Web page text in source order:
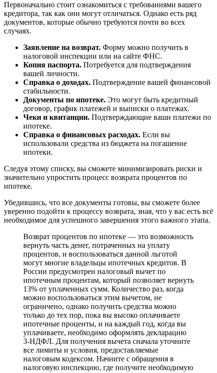
Первоначально стоит ознакомиться с требованиями вашего
кредитора, так как они могут отличаться. Однако есть ряд
документов, которые обычно требуются почти во всех
случаях.
Заявление на возврат. Форму можно получить в
налоговой инспекции или на сайте ФНС.
Копия паспорта. Потребуется для подтверждения
вашей личности.
Справка о доходах. Подтверждение вашей финансовой
стабильности.
Документы по ипотеке. Это могут быть кредитный
договор, график платежей и выписки о платежах.
Чеки и квитанции. Подтверждающие ваши платежи по
ипотеке.
Справка о финансовых расходах. Если вы
использовали средства из бюджета на погашение
ипотеки.
Следуя этому списку, вы сможете минимизировать риски и
значительно упростить процесс возврата процентов по
ипотеке.
Убедившись, что все документы готовы, вы сможете более
уверенно подойти к процессу возврата, зная, что у вас есть всё
необходимое для успешного завершения этого важного этапа.
Возврат процентов по ипотеке — это возможность
вернуть часть денег, потраченных на уплату
процентов, и воспользоваться данной льготой
могут многие владельцы ипотечных кредитов. В
России предусмотрен налоговый вычет по
ипотечным процентам, который позволяет вернуть
13% от уплаченных сумм. Количество раз, когда
можно воспользоваться этим вычетом, не
ограничено, однако получить средства можно
только до тех пор, пока вы высоко оплачиваете
ипотечные проценты, и на каждый год, когда вы
уплачиваете, необходимо оформлять декларацию
3-НДФЛ. Для получения вычета сначала уточните
все лимиты и условия, предоставляемые
налоговым кодексом. Начните с обращения в
налоговую инспекцию, где получите необходимую